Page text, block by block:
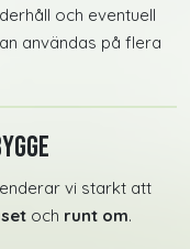
och eventuell
användas på flera
vi starkt att
och runt om.